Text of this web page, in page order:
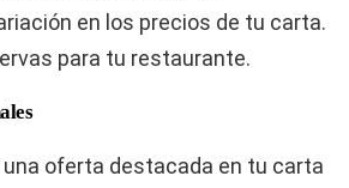
en los precios de tu carta.
para tu restaurante.
una oferta destacada en tu carta